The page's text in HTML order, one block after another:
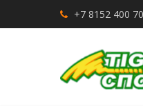
+7 8152 400